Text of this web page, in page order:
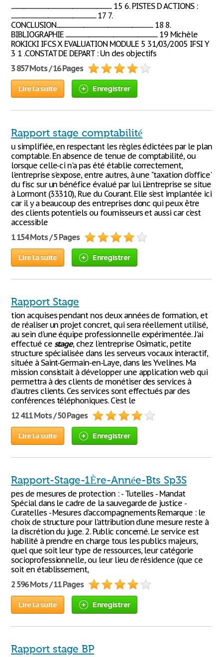
....................................................................................................... 15 6. PISTES D ACTIONS :
....................................................................................... 17 7.
CONCLUSION................................................................................................... 18 8.
BIBLIOGRAPHIE .............................................................................................. 19 Michèle
ROKICKI IFCS X EVALUATION MODULE 5 31/03/2005 IFSI Y
3 1 .CONSTAT DE DEPART : Un des objectifs
3 857 Mots / 16 Pages
Lire la suite Enregistrer
Rapport stage comptabilité
u simplifiée, en respectant les règles édictées par le plan
comptable. En absence de tenue de comptabilité, ou
lorsque celle-ci n'a pas été établie correctement,
l'entreprise s'expose, entre autres, à une "taxation d'office"
du fisc sur un bénéfice évalué par lui. L’entreprise se situe
à Lormont (33310), Rue du Courant. Elle s’est implantée ici
car il y a beaucoup des entreprises donc qui peux être
des clients potentiels ou fournisseurs et aussi car c’est
accessible
1 154 Mots / 5 Pages
Lire la suite Enregistrer
Rapport Stage
tion acquises pendant nos deux années de formation, et
de réaliser un projet concret, qui sera réellement utilisé,
au sein d'une équipe professionnelle expérimentée. J'ai
effectué ce stage, chez l'entreprise Osimatic, petite
structure spécialisée dans les serveurs vocaux interactif,
située à Saint-Germain-en-Laye, dans les Yvelines. Ma
mission consistait à développer une application web qui
permettra à des clients de monétiser des services à
d'autres clients. Ces services sont effectués par des
conférences téléphoniques. C'est le
12 411 Mots / 50 Pages
Lire la suite Enregistrer
Rapport-Stage-1Ère-Année-Bts Sp3S
pes de mesures de protection : - Tutelles - Mandat
Spécial dans le cadre de la sauvegarde de justice -
Curatelles - Mesures d’accompagnements Remarque : le
choix de structure pour l’attribution d’une mesure reste à
la discrétion du juge. 2. Public concerné. Le service est
habilité à prendre en charge tous les publics majeurs,
quel que soit leur type de ressources, leur catégorie
socioprofessionnelle, ou leur lieu de résidence (que ce
soit en établissement,
2 596 Mots / 11 Pages
Lire la suite Enregistrer
Rapport stage BP